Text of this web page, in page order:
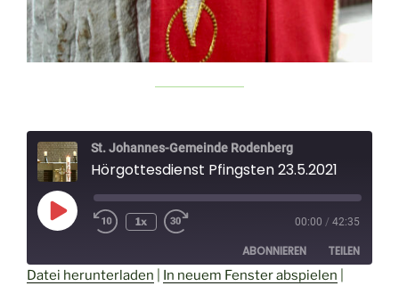
St. Johannes-Gemeinde Rodenberg
Hörgottesdienst Pfingsten 23.5.2021
Play
Episode
1x 00:00 / 42:35
ABONNIEREN TEILEN
Datei herunterladen In neuem Fenster abspielen